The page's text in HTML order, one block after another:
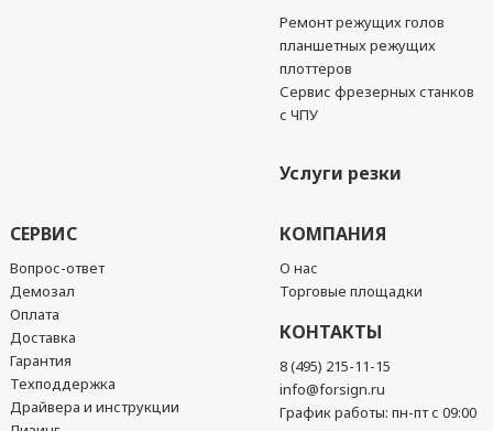
Ремонт режущих голов
планшетных режущих
плоттеров
Сервис фрезерных станков
с ЧПУ
Услуги резки
СЕРВИС
Вопрос-ответ
Демозал
Оплата
Доставка
Гарантия
Техподдержка
Драйвера и инструкции
КОМПАНИЯ
О нас
Торговые площадки
КОНТАКТЫ
8 (495) 215-11-15
info@forsign.ru
График работы: пн-пт с 09:00